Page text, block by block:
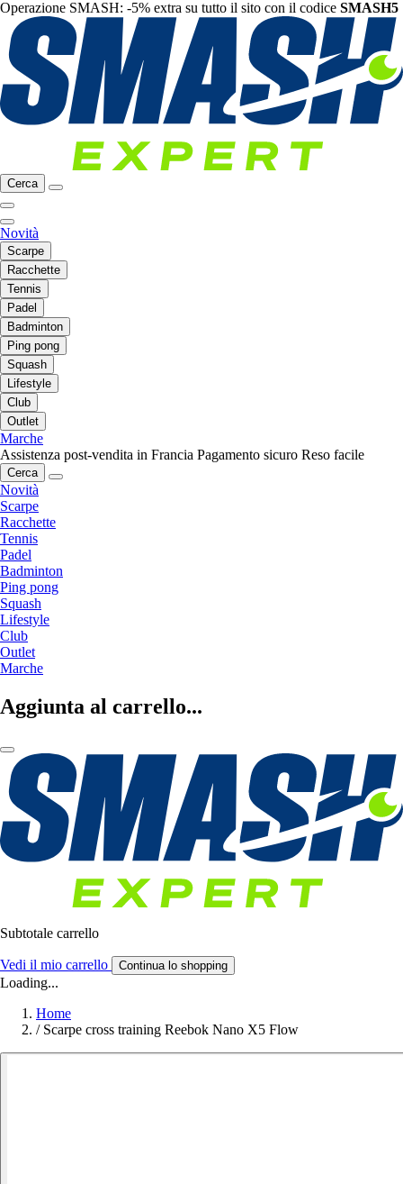
Operazione SMASH: -5% extra su tutto il sito con il codice SMASH5
Cerca
Novità
Scarpe
Racchette
Tennis
Padel
Badminton
Ping pong
Squash
Lifestyle
Club
Outlet
Marche
Assistenza post-vendita in Francia Pagamento sicuro Reso facile
Cerca
Novità
Scarpe
Racchette
Tennis
Padel
Badminton
Ping pong
Squash
Lifestyle
Club
Outlet
Marche
Aggiunta al carrello...
Subtotale carrello
Vedi il mio carrello Continua lo shopping
Loading...
Home
/ Scarpe cross training Reebok Nano X5 Flow